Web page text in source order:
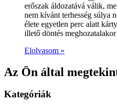
erőszak áldozatává válik,
nem kívánt terhesség súlya
élete egyetlen perc alatt
illető döntés
Elolvasom »
Az Ön által
Kategóriák